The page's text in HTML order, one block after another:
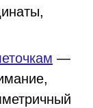
—